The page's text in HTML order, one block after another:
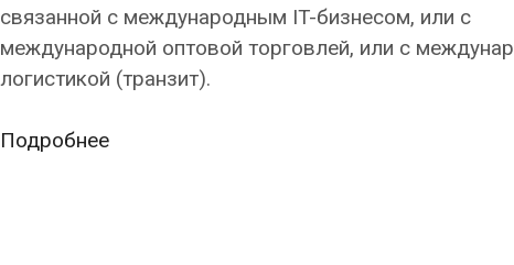
связанной с международным IT-бизнесом, или с
международной оптовой торговлей, или с
логистикой (транзит).
ПодробнееЭстонская